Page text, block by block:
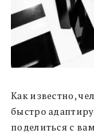
Как известно,
быстро
поделиться с